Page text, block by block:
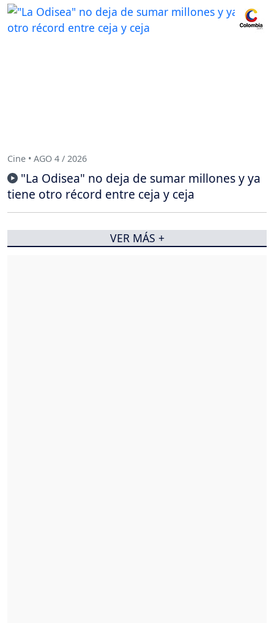
Cine • AGO 4 / 2026
"La Odisea" no deja de sumar millones y ya
tiene otro récord entre ceja y ceja
VER MÁS +